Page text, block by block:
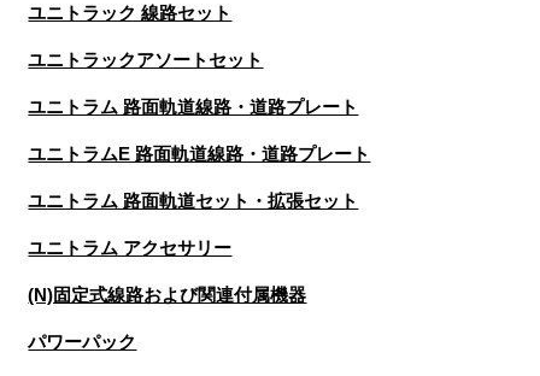
ユニトラック 線路セット
ユニトラックアソートセット
ユニトラム 路面軌道線路・道路プレート
ユニトラムE 路面軌道線路・道路プレート
ユニトラム 路面軌道セット・拡張セット
ユニトラム アクセサリー
(N)固定式線路および関連付属機器
パワーパック